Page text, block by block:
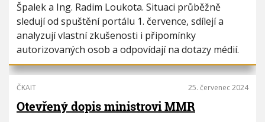
Špalek a Ing. Radim Loukota. Situaci průběžně
sledují od spuštění portálu 1. července, sdílejí a
analyzují vlastní zkušenosti i připomínky
autorizovaných osob a odpovídají na dotazy médií.
ČKAIT 25. červenec 2024
Otevřený dopis ministrovi MMR